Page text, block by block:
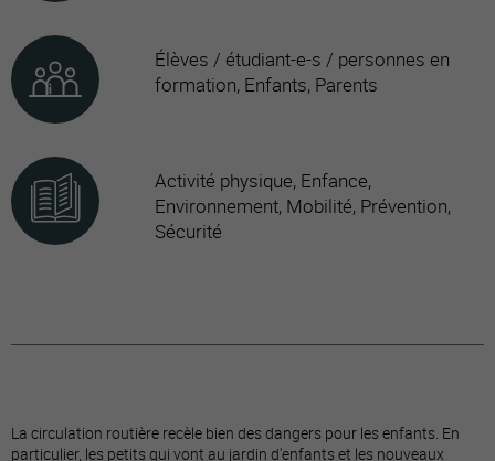
Élèves / étudiant-e-s / personnes en
formation, Enfants, Parents
Activité physique, Enfance,
Environnement, Mobilité, Prévention,
Sécurité
La circulation routière recèle bien des dangers pour les enfants. En
particulier, les petits qui vont au jardin d'enfants et les nouveaux